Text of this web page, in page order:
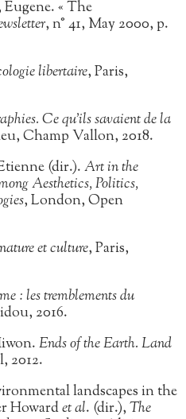
« The
, n° 41, May 2000, p.
libertaire, Paris,
Ce qu’ils savaient de la
Champ Vallon, 2018.
(dir.).Art in the
Aesthetics, Politics,
, London, Open
et culture, Paris,
: les tremblements du
2016.
Ends of the Earth. Land
2012.
landscapes in the
Howardet al. (dir.),The